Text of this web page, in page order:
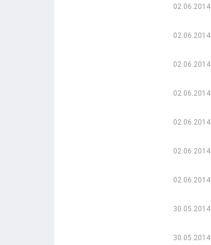
02.06.2014
02.06.2014
02.06.2014
02.06.2014
02.06.2014
02.06.2014
02.06.2014
30.05.2014
30.05.2014